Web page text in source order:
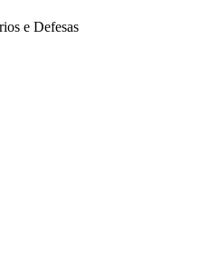
e Defesas